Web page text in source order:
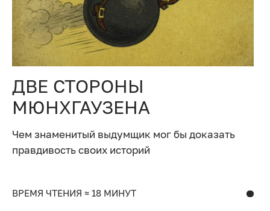
ДВЕ СТОРОНЫ
МЮНХГАУЗЕНА
Чем знаменитый выдумщик мог бы доказать
правдивость своих историй
ВРЕМЯ ЧТЕНИЯ ≈ 18 МИНУТ